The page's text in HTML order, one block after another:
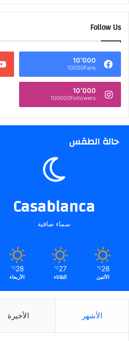
Follow Us
10٬000
10000Fans
10٬000
100000Followers
حالة الطقس
Casablanca
سماء صافية
28
℃
الأثنين
27
℃
الثلاثاء
28
℃
الأربعاء
الأشهر الأخيرة